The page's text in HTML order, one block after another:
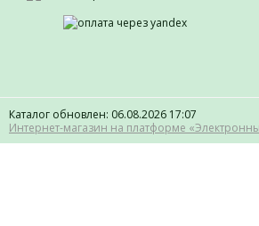
Каталог обновлен: 06.08.2026 17:07
Интернет-магазин на платформе